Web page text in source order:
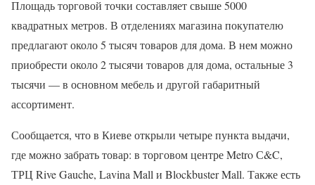
Площадь торговой точки составляет свыше 5000
квадратных метров. В отделениях магазина покупателю
предлагают около 5 тысяч товаров для дома. В нем можно
приобрести около 2 тысячи товаров для дома, остальные 3
тысячи — в основном мебель и другой габаритный
ассортимент.
Сообщается, что в Киеве открыли четыре пункта выдачи,
где можно забрать товар: в торговом центре Metro С&C,
ТРЦ Rive Gauche, Lavina Mall и Blockbuster Mall. Также есть